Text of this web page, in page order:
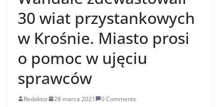
30 wiat przystankowych
w Krośnie. Miasto prosi
o pomoc w ujęciu
sprawców
Redaktor 28 marca 2021 0 Comments